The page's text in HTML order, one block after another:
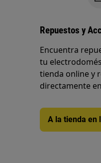
Repuestos y
Encuentra
tu
tienda online y
directamente
A la tienda en